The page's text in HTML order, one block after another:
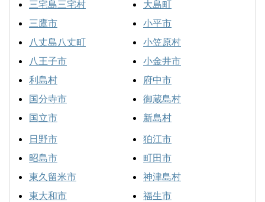
三宅島三宅村
三鷹市
八丈島八丈町
八王子市
利島村
国分寺市
国立市
大島町
小平市
小笠原村
小金井市
府中市
御蔵島村
新島村
日野市
昭島市
東久留米市
東大和市
狛江市
町田市
神津島村
福生市